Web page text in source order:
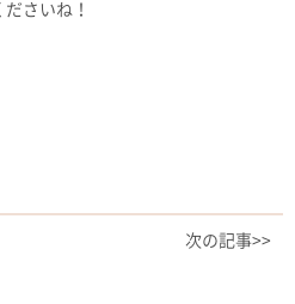
さいね！
次の記事>>